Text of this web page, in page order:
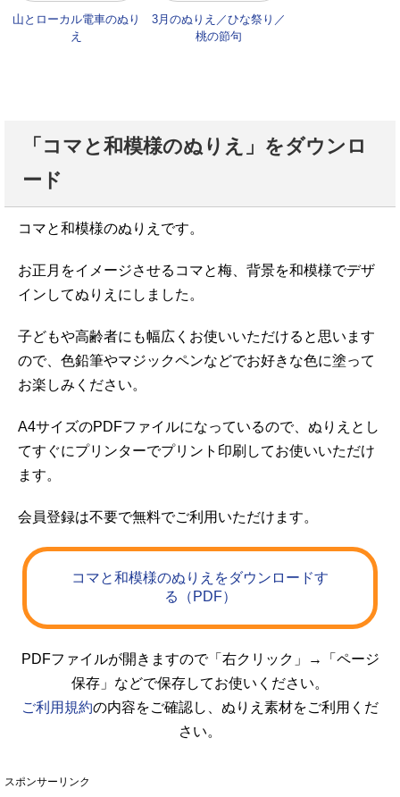
山とローカル電車のぬり
え
3月のぬりえ／ひな祭り／
桃の節句
「コマと和模様のぬりえ」をダウンロ
ード
コマと和模様のぬりえです。
お正月をイメージさせるコマと梅、背景を和模様でデザ
インしてぬりえにしました。
子どもや高齢者にも幅広くお使いいただけると思います
ので、色鉛筆やマジックペンなどでお好きな色に塗って
お楽しみください。
A4サイズのPDFファイルになっているので、ぬりえとし
てすぐにプリンターでプリント印刷してお使いいただけ
ます。
会員登録は不要で無料でご利用いただけます。
コマと和模様のぬりえをダウンロードす
る（PDF）
PDFファイルが開きますので「右クリック」→「ページ
保存」などで保存してお使いください。
ご利用規約の内容をご確認し、ぬりえ素材をご利用くだ
さい。
スポンサーリンク